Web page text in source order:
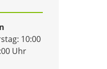
10:00
Uhr